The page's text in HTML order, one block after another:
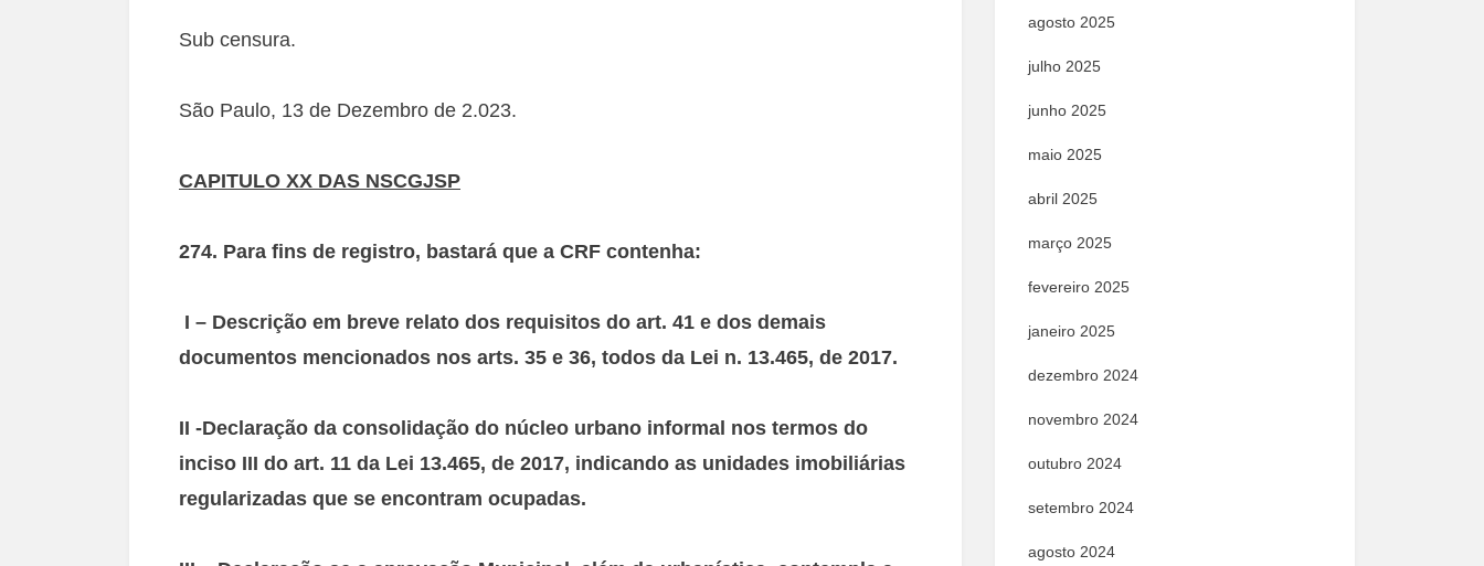
Sub censura.
São Paulo, 13 de Dezembro de 2.023.
CAPITULO XX DAS NSCGJSP
274. Para fins de registro, bastará que a CRF contenha:
I – Descrição em breve relato dos requisitos do art. 41 e dos demais
documentos mencionados nos arts. 35 e 36, todos da Lei n. 13.465, de 2017.
II -Declaração da consolidação do núcleo urbano informal nos termos do
inciso III do art. 11 da Lei 13.465, de 2017, indicando as unidades imobiliárias
regularizadas que se encontram ocupadas.
agosto 2025
julho 2025
junho 2025
maio 2025
abril 2025
março 2025
fevereiro 2025
janeiro 2025
dezembro 2024
novembro 2024
outubro 2024
setembro 2024
agosto 2024